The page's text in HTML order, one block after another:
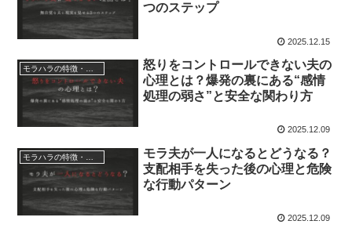
つのステップ
2025.12.15
怒りをコントロールできない夫の
心理とは？爆発の裏にある“感情
処理の弱さ”と安全な関わり方
2025.12.09
モラ夫が一人になるとどうなる？
支配相手を失った後の心理と危険
な行動パターン
2025.12.09